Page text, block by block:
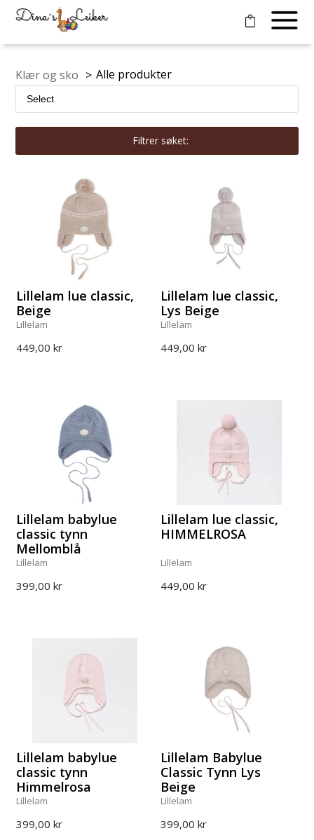
Klær og sko > Alle produkter
Filtrer søket:
Lillelam lue classic,
Beige
Lillelam
449,00 kr
Lillelam lue classic,
Lys Beige
Lillelam
449,00 kr
Lillelam babylue
classic tynn
Mellomblå
Lillelam
399,00 kr
Lillelam lue classic,
HIMMELROSA
Lillelam
449,00 kr
Lillelam babylue
classic tynn
Himmelrosa
Lillelam
399,00 kr
Lillelam Babylue
Classic Tynn Lys
Beige
Lillelam
399,00 kr